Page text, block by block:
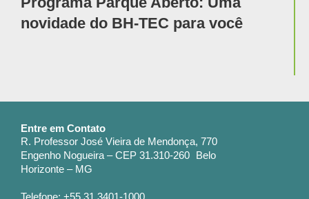
novidade do BH-TEC para você
Entre em Contato
R. Professor José Vieira de Mendonça, 770
Engenho Nogueira – CEP 31.310-260 Belo
Horizonte – MG